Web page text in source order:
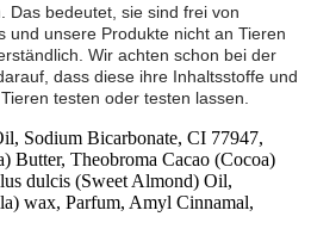
Das bedeutet, sie sind frei von
und unsere Produkte nicht an Tieren
. Wir achten schon bei der
dass diese ihre Inhaltsstoffe und
testen oder testen lassen.
Sodium Bicarbonate, CI 77947,
Butter, Theobroma Cacao (Cocoa)
dulcis (Sweet Almond) Oil,
wax, Parfum, Amyl Cinnamal,